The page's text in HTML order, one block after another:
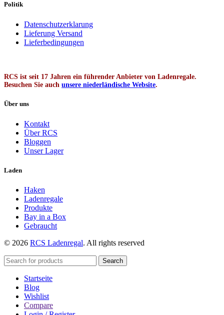
Politik
Datenschutzerklarung
Lieferung Versand
Lieferbedingungen
RCS ist seit 17 Jahren ein führender Anbieter von Ladenregale.
Besuchen Sie auch unsere niederländische Website.
Über uns
Kontakt
Über RCS
Bloggen
Unser Lager
Laden
Haken
Ladenregale
Produkte
Bay in a Box
Gebraucht
© 2026 RCS Ladenregal. All rights reserved
Search
Startseite
Blog
Wishlist
Compare